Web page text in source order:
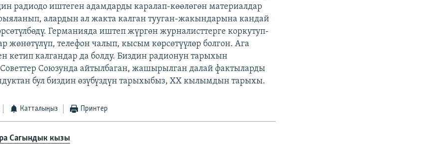
радиодо иштеген адамдарды каралап-көөлөгөн материалдар
алардын ал жакта калган тууган-жакындарына кандай
Германияда иштеп жүргөн журналисттерге коркутуп-
жөнөтүлүп, телефон чалып, кысым көрсөтүүлөр болгон. Ага
кетип калгандар да болду. Биздин радионун тарыхын
Союзунда айтылбаган, жашырылган далай фактыларды
бул биздин өзүбүздүн тарыхыбыз, XX кылымдын тарыхы.
Катталыңыз Принтер
Сагындык кызы